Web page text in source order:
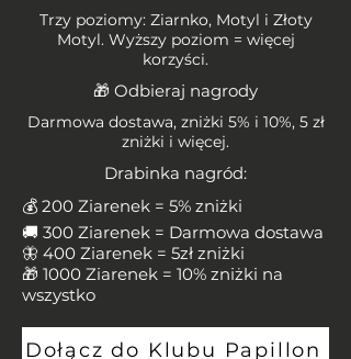
Trzy poziomy: Ziarnko, Motyl i Złoty
Motyl. Wyższy poziom = więcej
korzyści.
🎁 Odbieraj nagrody
Darmowa dostawa, zniżki 5% i 10%, 5 zł
zniżki i więcej.
Drabinka nagród:
💰 200 Ziarenek = 5% zniżki
🚚 300 Ziarenek = Darmowa dostawa
🦋 400 Ziarenek = 5zł zniżki
🎁 1000 Ziarenek = 10% zniżki na
wszystko
Dołącz do Klubu Papillon